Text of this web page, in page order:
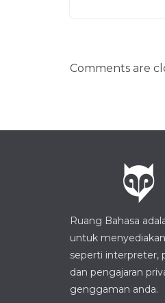
Comments are
Ruang Bahasa
untuk
seperti interpreter,
dan pengajaran
genggaman anda.